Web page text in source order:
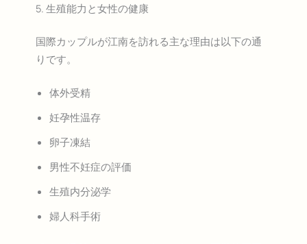
5. 生殖能力と女性の健康
国際カップルが江南を訪れる主な理由は以下の通
りです。
体外受精
妊孕性温存
卵子凍結
男性不妊症の評価
生殖内分泌学
婦人科手術